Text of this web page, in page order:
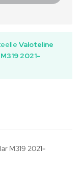
Valoteline
2021-
M319 2021-